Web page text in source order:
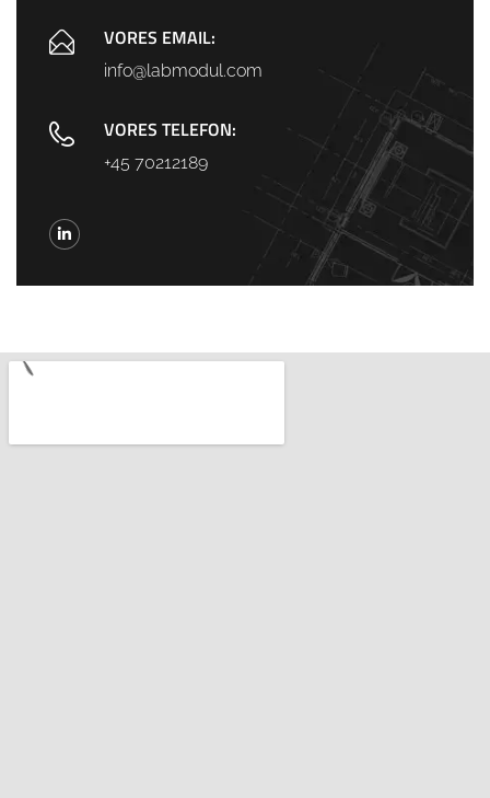
VORES EMAIL:
info@labmodul.com
VORES TELEFON:
+45 70212189